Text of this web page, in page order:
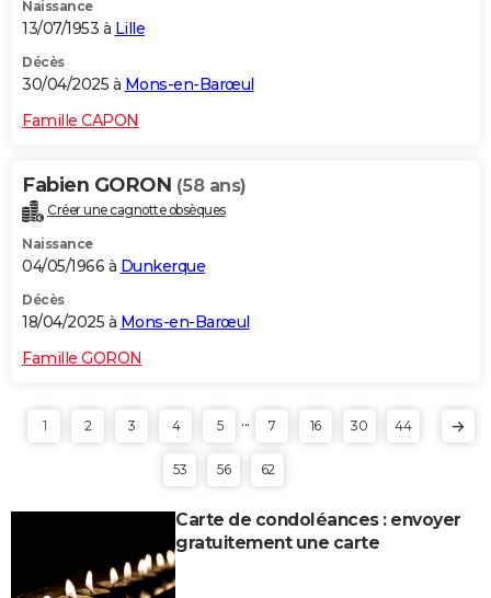
Naissance
13/07/1953 à Lille
Décès
30/04/2025 à Mons-en-Barœul
Famille CAPON
Fabien GORON (58 ans)
Créer une cagnotte obsèques
Naissance
04/05/1966 à Dunkerque
Décès
18/04/2025 à Mons-en-Barœul
Famille GORON
1 2 3 4 5 ... 7 16 30 44
53 56 62
Carte de condoléances : envoyer
gratuitement une carte